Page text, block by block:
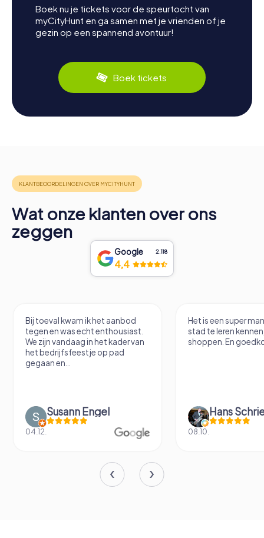
Boek nu je tickets voor de speurtocht van
myCityHunt en ga samen met je vrienden of je
gezin op een spannend avontuur!
Boek tickets
Wat onze klanten over ons
zeggen
Google 2.118
4,4
kwam ik het aanbod
en was echt enthousiast.
vandaag in het kader van
bedrijfsfeestje op pad
en...
Susann Engel
Het is een super manier om de
stad te leren kennen, beter
shoppen. En goedkoper.
Hans Schriemer